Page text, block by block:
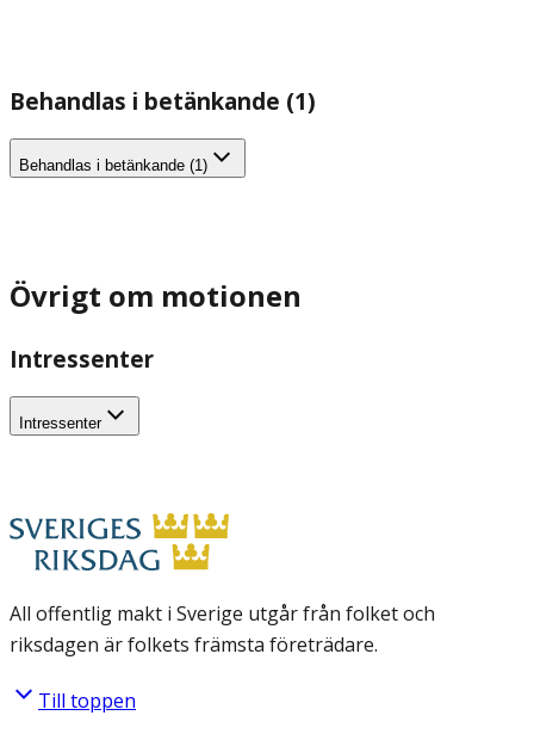
Behandlas i betänkande (1)
Behandlas i betänkande (1)
Övrigt om motionen
Intressenter
Intressenter
All offentlig makt i Sverige utgår från folket och
riksdagen är folkets främsta företrädare.
Till toppen